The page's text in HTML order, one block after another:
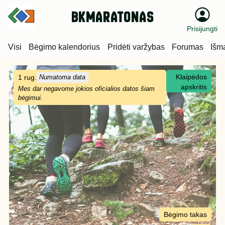
bkmaratonas
Prisijungti
Visi Bėgimo kalendorius Pridėti varžybas Forumas
1 rug.
Numatoma data
Mes dar negavome jokios oficialios datos šiam
bėgimui.
Klaipėdos
apskritis
Bėgimo takas